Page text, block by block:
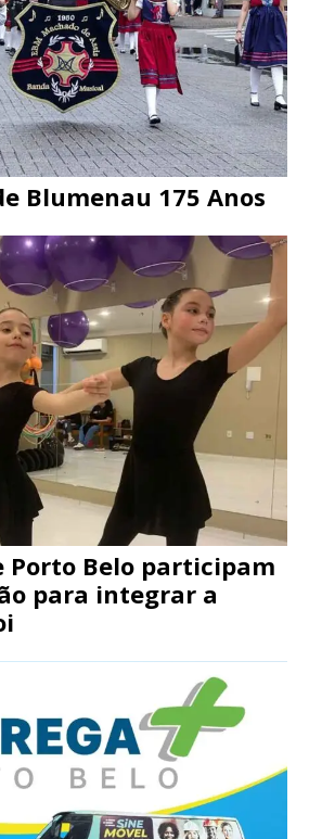
Blumenau 175 Anos
Porto Belo participam
para integrar a